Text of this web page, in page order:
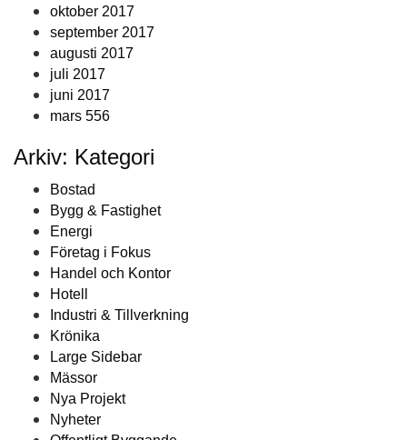
oktober 2017
september 2017
augusti 2017
juli 2017
juni 2017
mars 556
Arkiv: Kategori
Bostad
Bygg & Fastighet
Energi
Företag i Fokus
Handel och Kontor
Hotell
Industri & Tillverkning
Krönika
Large Sidebar
Mässor
Nya Projekt
Nyheter